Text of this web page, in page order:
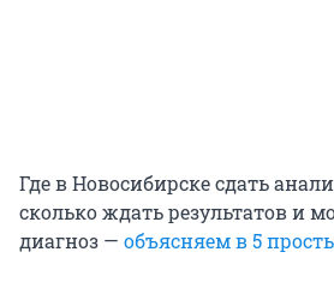
Где в Новосибирске сдать
сколько ждать результатов и
диагноз — объясняем в 5